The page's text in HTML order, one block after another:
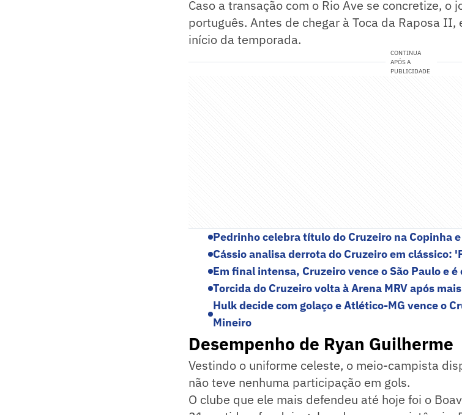
Caso a transação com o Rio Ave se concretize, o
português. Antes de chegar à Toca da Raposa II,
início da temporada.
CONTINUA
APÓS A
PUBLICIDADE
Pedrinho celebra título do Cruzeiro na Copinha
Cássio analisa derrota do Cruzeiro em clássico:
Em final intensa, Cruzeiro vence o São Paulo e
Torcida do Cruzeiro volta à Arena MRV após
Hulk decide com golaço e Atlético-MG vence o
Mineiro
Desempenho de Ryan Guilherme
Vestindo o uniforme celeste, o meio-campista
não teve nenhuma participação em gols.
O clube que ele mais defendeu até hoje foi o